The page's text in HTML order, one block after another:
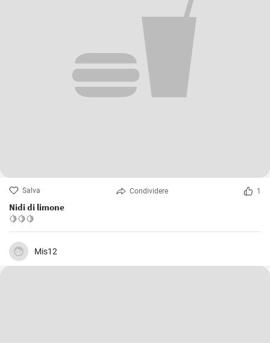
Salva Condividere 1
Nidi di limone
🍋🍋🍋
Mis12